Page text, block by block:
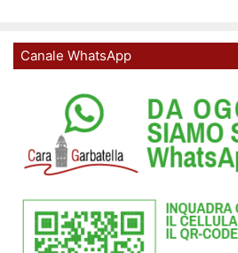
Canale WhatsApp